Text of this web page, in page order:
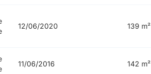
12/06/2020 139 m²
11/06/2016 142 m²